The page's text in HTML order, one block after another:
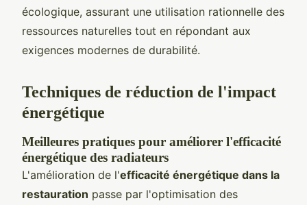
écologique, assurant une utilisation rationnelle des
ressources naturelles tout en répondant aux
exigences modernes de durabilité.
Techniques de réduction de l'impact
énergétique
Meilleures pratiques pour améliorer l'efficacité
énergétique des radiateurs
L'amélioration de l'efficacité énergétique dans la
restauration passe par l'optimisation des